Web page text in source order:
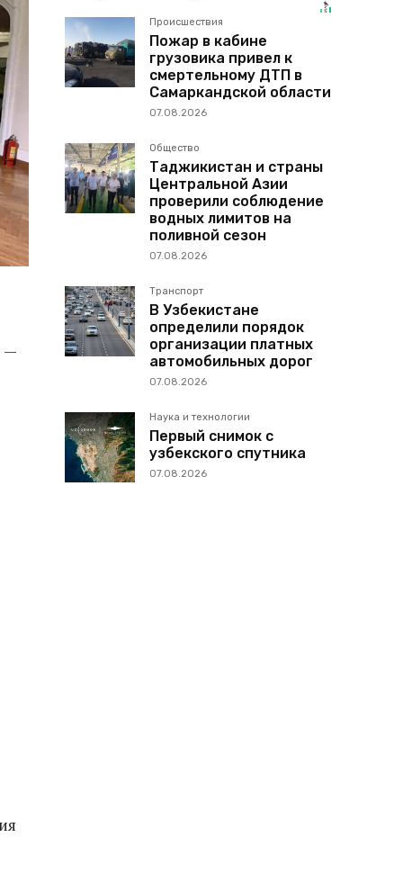
—
Происшествия
Пожар в кабине
грузовика привел к
смертельному ДТП в
Самаркандской области
07.08.2026
Общество
Таджикистан и страны
Центральной Азии
проверили соблюдение
водных лимитов на
поливной сезон
07.08.2026
Транспорт
В Узбекистане
определили порядок
организации платных
автомобильных дорог
07.08.2026
Наука и технологии
Первый снимок с
узбекского спутника
07.08.2026